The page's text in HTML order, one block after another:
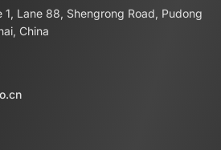
1, Lane 88, Shengrong Road, Pudong
China